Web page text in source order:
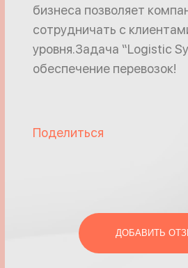
бизнеса позволяет
сотрудничать с
уровня.Задача “Logistic
обеспечение перевозок!
Поделиться
ДОБАВИТЬ